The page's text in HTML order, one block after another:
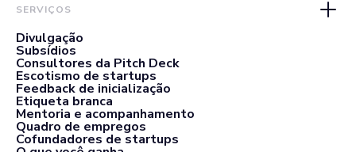
SERVIÇOS
Divulgação
Subsídios
Consultores da Pitch Deck
Escotismo de startups
Feedback de inicialização
Etiqueta branca
Mentoria e acompanhamento
Quadro de empregos
Cofundadores de startups